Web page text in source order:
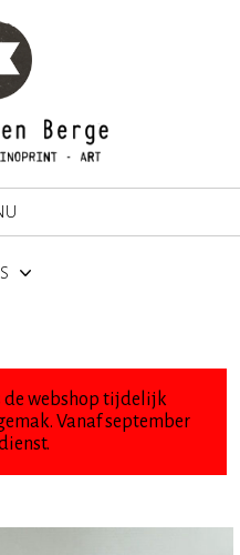
de webshop tijdelijk
Vanaf september